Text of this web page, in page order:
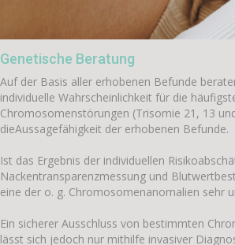
Genetische Beratung
Auf der Basis aller erhobenen Befunde
individuelle Wahrscheinlichkeit für die
Chromosomenstörungen (Trisomie 21, 13
dieAussagefähigkeit der erhobenen Befunde.
Ist das Ergebnis der individuellen
Nackentransparenzmessung und
eine der o. g. Chromosomenanomalien sehr
Ein sicherer Ausschluss von bestimmten
lässt sich jedoch nur mithilfe invasiver